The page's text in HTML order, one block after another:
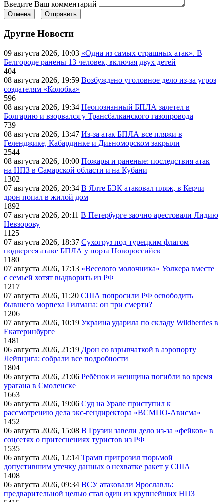
Введите Ваш комментарий
Отмена Отправить
Другие Новости
09 августа 2026, 10:03 «Одна из самых страшных атак». В
Белгороде ранены 13 человек, включая двух детей
404
08 августа 2026, 19:59 Возбуждено уголовное дело из-за угроз
создателям «Колобка»
596
08 августа 2026, 19:34 Неопознанный БПЛА залетел в
Болгарию и взорвался у Трансбалканского газопровода
739
08 августа 2026, 13:47 Из-за атак БПЛА все пляжи в
Геленджике, Кабардинке и Дивноморском закрыли
2544
08 августа 2026, 10:00 Пожары и раненые: последствия атак
на НПЗ в Самарской области и на Кубани
1302
07 августа 2026, 20:34 В Ялте БЭК атаковал пляж, в Керчи
дрон попал в жилой дом
1892
07 августа 2026, 20:11 В Петербурге заочно арестовали Лидию
Невзорову
1125
07 августа 2026, 18:37 Сухогруз под турецким флагом
подвергся атаке БПЛА у порта Новороссийск
1180
07 августа 2026, 17:13 «Веселого молочника» Уолкера вместе
с семьей хотят выдворить из РФ
1217
07 августа 2026, 11:20 США попросили РФ освободить
бывшего морпеха Гилмана: он при смерти?
1206
07 августа 2026, 10:19 Украина ударила по складу Wildberries в
Екатеринбурге
1481
06 августа 2026, 21:19 Дрон со взрывчаткой в аэропорту
Лейпцига: собрали все подробности
1804
06 августа 2026, 21:06 Ребёнок и женщина погибли во время
урагана в Смоленске
1663
06 августа 2026, 19:06 Суд на Урале приступил к
рассмотрению дела экс-гендиректора «ВСМПО-Ависма»
1452
06 августа 2026, 15:08 В Грузии завели дело из-за «фейков» в
соцсетях о притеснениях туристов из РФ
1535
06 августа 2026, 12:14 Трамп пригрозил тюрьмой
допустившим утечку данных о нехватке ракет у США
1408
06 августа 2026, 09:34 ВСУ атаковали Ярославль:
предварительной целью стал один из крупнейших НПЗ